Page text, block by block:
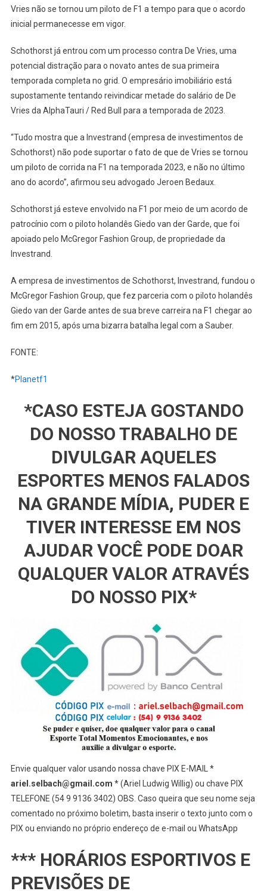
Vries não se tornou um piloto de F1 a tempo para que o acordo
inicial permanecesse em vigor.
Schothorst já entrou com um processo contra De Vries, uma
potencial distração para o novato antes de sua primeira
temporada completa no grid. O empresário imobiliário está
supostamente tentando reivindicar metade do salário de De
Vries da AlphaTauri / Red Bull para a temporada de 2023.
“Tudo mostra que a Investrand (empresa de investimentos de
Schothorst) não pode suportar o fato de que de Vries se tornou
um piloto de corrida na F1 na temporada 2023, e não no último
ano do acordo”, afirmou seu advogado Jeroen Bedaux.
Schothorst já esteve envolvido na F1 por meio de um acordo de
patrocínio com o piloto holandês Giedo van der Garde, que foi
apoiado pelo McGregor Fashion Group, de propriedade da
Investrand.
A empresa de investimentos de Schothorst, Investrand, fundou o
McGregor Fashion Group, que fez parceria com o piloto holandês
Giedo van der Garde antes de sua breve carreira na F1 chegar ao
fim em 2015, após uma bizarra batalha legal com a Sauber.
FONTE:
*Planetf1
*CASO ESTEJA GOSTANDO
DO NOSSO TRABALHO DE
DIVULGAR AQUELES
ESPORTES MENOS FALADOS
NA GRANDE MÍDIA, PUDER E
TIVER INTERESSE EM NOS
AJUDAR VOCÊ PODE DOAR
QUALQUER VALOR ATRAVÉS
DO NOSSO PIX*
Envie qualquer valor usando nossa chave PIX E-MAIL *
ariel.selbach@gmail.com * (Ariel Ludwig Willig) ou chave PIX
TELEFONE (54 9 9136 3402) OBS. Caso queira que seu nome seja
comentado no próximo boletim, basta inserir o texto junto com o
PIX ou enviando no próprio endereço de e-mail ou WhatsApp
*** HORÁRIOS ESPORTIVOS E
PREVISÕES DE